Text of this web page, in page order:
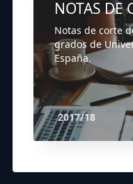
NOTAS DE
Notas de corte
grados de
España.
2017/18